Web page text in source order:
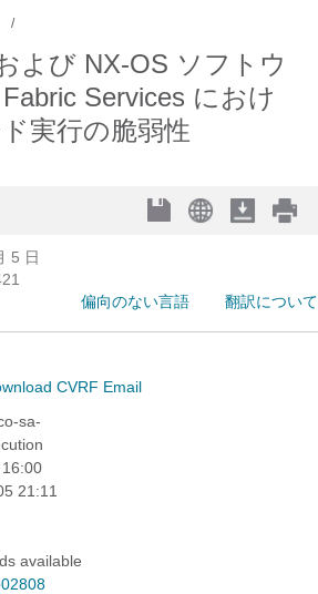
よび NX-OS ソフトウ
Services におけ
実行の脆弱性
5 日
偏向のない言語
翻訳について
CVRF Email
sa-
21:11
available